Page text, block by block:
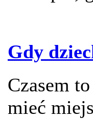
Gdy
Czasem
mieć